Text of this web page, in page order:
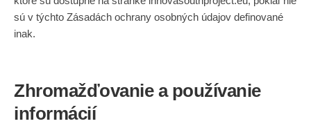
sú v týchto Zásadách ochrany osobných údajov definované
inak.
Zhromažďovanie a používanie
informácií